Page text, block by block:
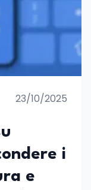
23/10/2025
i
e